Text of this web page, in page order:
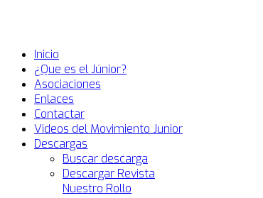
Inicio
¿Que es el Júnior?
Asociaciones
Enlaces
Contactar
Videos del Movimiento Junior
Descargas
Buscar descarga
Descargar Revista
Nuestro Rollo